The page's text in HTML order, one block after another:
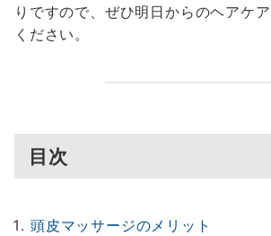
りですので、ぜひ明日からのヘアケ
ください。
目次
頭皮マッサージのメリット